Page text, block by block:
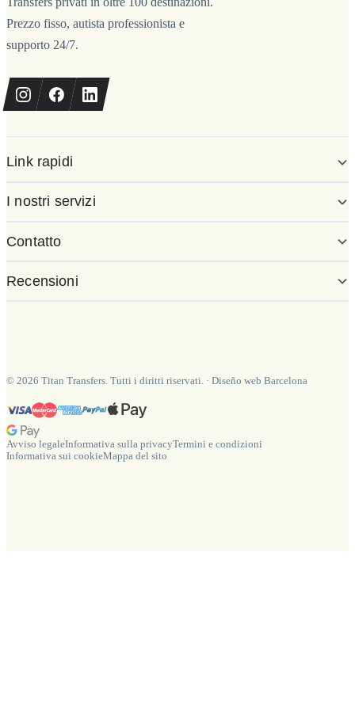
Prezzo fisso, autista professionista e
supporto 24/7.
Link rapidi
I nostri servizi
Contatto
Recensioni
© 2026 Titan Transfers. Tutti i diritti riservati. · Diseño web Barcelona
Avviso legaleInformativa sulla privacyTermini e condizioni
Informativa sui cookieMappa del sito